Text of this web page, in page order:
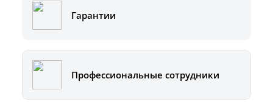
Гарантии
Профессиональные сотрудники